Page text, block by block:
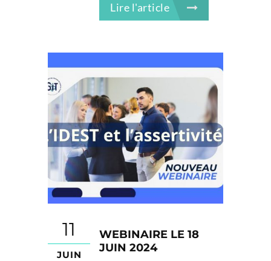
Lire l'article
11
JUIN
WEBINAIRE LE 18
JUIN 2024